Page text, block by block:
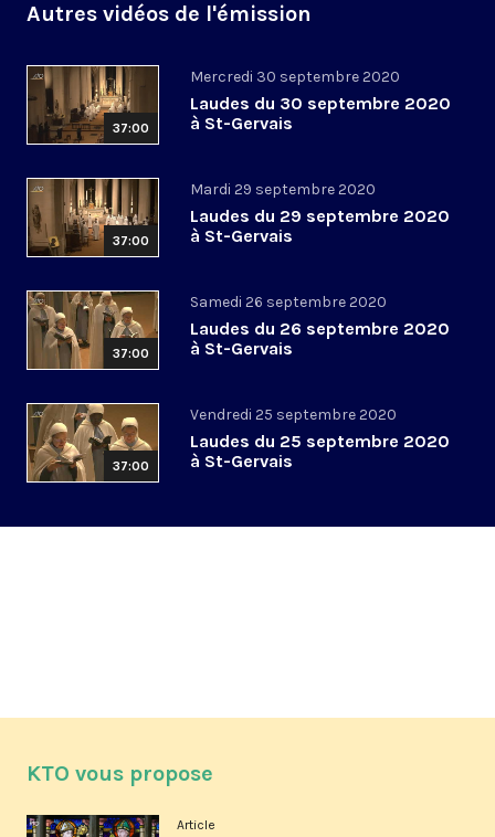
Autres vidéos de l'émission
37:00
Mercredi 30 septembre 2020
Laudes du 30 septembre 2020
à St-Gervais
37:00
Mardi 29 septembre 2020
Laudes du 29 septembre 2020
à St-Gervais
37:00
Samedi 26 septembre 2020
Laudes du 26 septembre 2020
à St-Gervais
37:00
Vendredi 25 septembre 2020
Laudes du 25 septembre 2020
à St-Gervais
KTO vous propose
Article